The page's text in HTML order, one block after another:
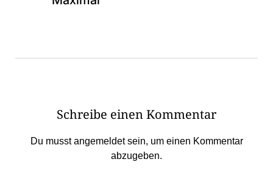
Schreibe einen Kommentar
Du musstangemeldetsein, um einen Kommentar
abzugeben.